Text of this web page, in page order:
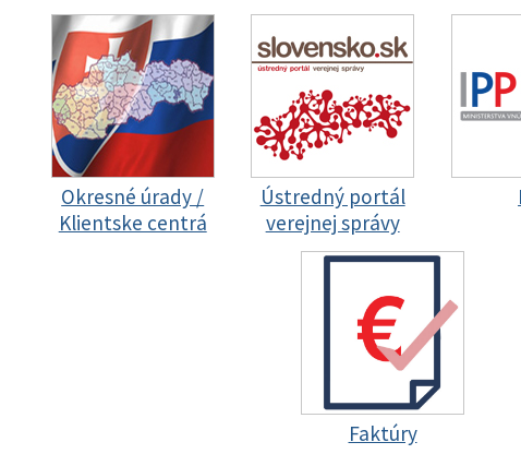
Okresné úrady /
Klientske centrá
Ústredný portál
verejnej správy
Faktúry